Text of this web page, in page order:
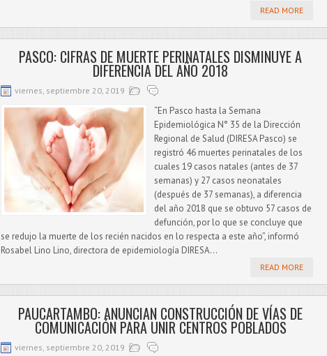
READ MORE
PASCO: CIFRAS DE MUERTE PERINATALES DISMINUYE A
DIFERENCIA DEL AÑO 2018
viernes, septiembre 20, 2019
“En Pasco hasta la Semana
Epidemiológica N° 35 de la Dirección
Regional de Salud (DIRESA Pasco) se
registró 46 muertes perinatales de los
cuales 19 casos natales (antes de 37
semanas) y 27 casos neonatales
(después de 37 semanas), a diferencia
del año 2018 que se obtuvo 57 casos de
defunción, por lo que se concluye que
se redujo la muerte de los recién nacidos en lo respecta a este año”, informó
Rosabel Lino Lino, directora de epidemiología DIRESA...
READ MORE
PAUCARTAMBO: ANUNCIAN CONSTRUCCIÓN DE VÍAS DE
COMUNICACIÓN PARA UNIR CENTROS POBLADOS
viernes, septiembre 20, 2019